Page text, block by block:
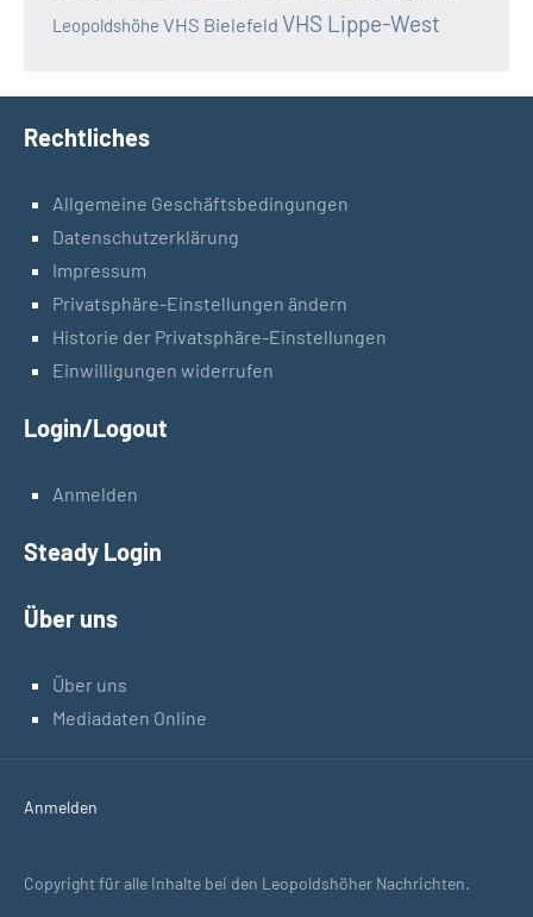
Leopoldshöhe VHS Bielefeld VHS Lippe-West
Rechtliches
Allgemeine Geschäftsbedingungen
Datenschutzerklärung
Impressum
Privatsphäre-Einstellungen ändern
Historie der Privatsphäre-Einstellungen
Einwilligungen widerrufen
Login/Logout
Anmelden
Steady Login
Über uns
Über uns
Mediadaten Online
Anmelden
Copyright für alle Inhalte bei den Leopoldshöher Nachrichten.